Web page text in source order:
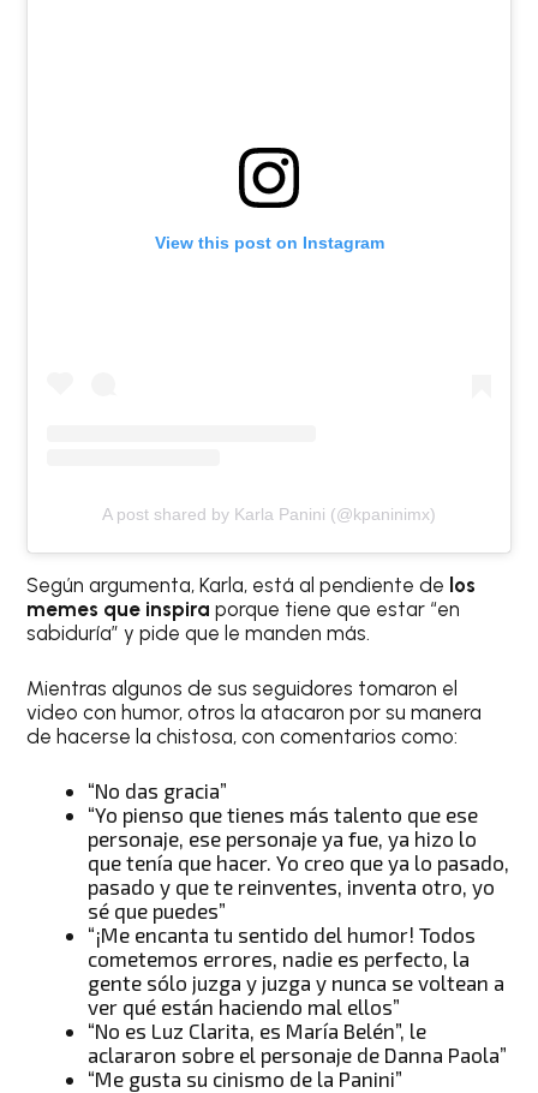
View this post on Instagram
A post shared by Karla Panini (@kpaninimx)
Según argumenta, Karla, está al pendiente de los
memes que inspiraporque tiene que estar “en
sabiduría” y pide que le manden más.
Mientras algunos de sus seguidores tomaron el
video con humor, otros la atacaron por su manera
de hacerse la chistosa, con comentarios como:
“No das gracia”
“Yo pienso que tienes más talento que ese
personaje, ese personaje ya fue, ya hizo lo
que tenía que hacer. Yo creo que ya lo pasado,
pasado y que te reinventes, inventa otro, yo
sé que puedes”
“¡Me encanta tu sentido del humor! Todos
cometemos errores, nadie es perfecto, la
gente sólo juzga y juzga y nunca se voltean a
ver qué están haciendo mal ellos”
“No es Luz Clarita, es María Belén”, le
aclararon sobre el personaje de Danna Paola”
“Me gusta su cinismo de la Panini”